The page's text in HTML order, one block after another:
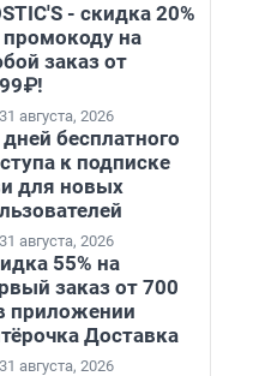
- скидка 20%
промокоду на
заказ от
августа, 2026
бесплатного
к подписке
для новых
августа, 2026
55% на
заказ от 700
приложении
Доставка
августа, 2026